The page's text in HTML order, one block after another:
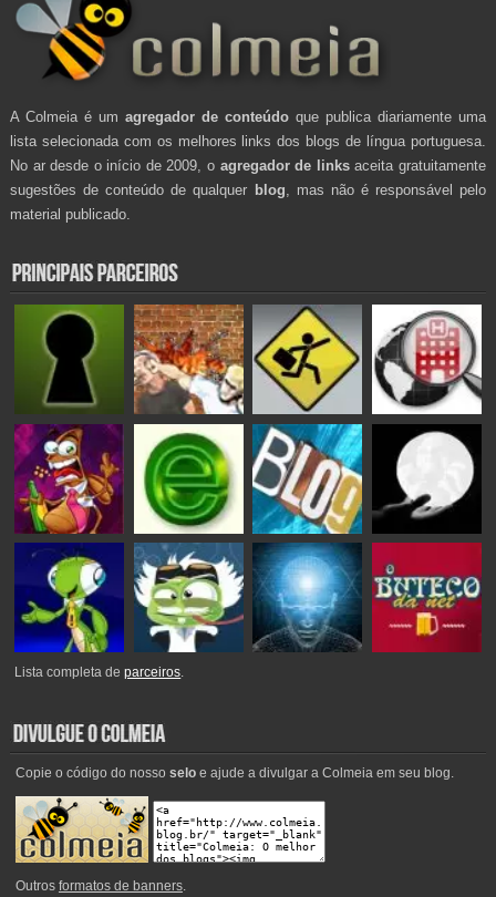
A Colmeia é um agregador de conteúdo que publica diariamente uma
lista selecionada com os melhores links dos blogs de língua portuguesa.
No ar desde o início de 2009, o agregador de linksaceita gratuitamente
sugestões de conteúdo de qualquer blog , mas não é responsável pelo
material publicado.
Lista completa deparceiros.
Copie o código do nosso seloe ajude a divulgar a Colmeia em seu blog.
Outros formatos de banners.